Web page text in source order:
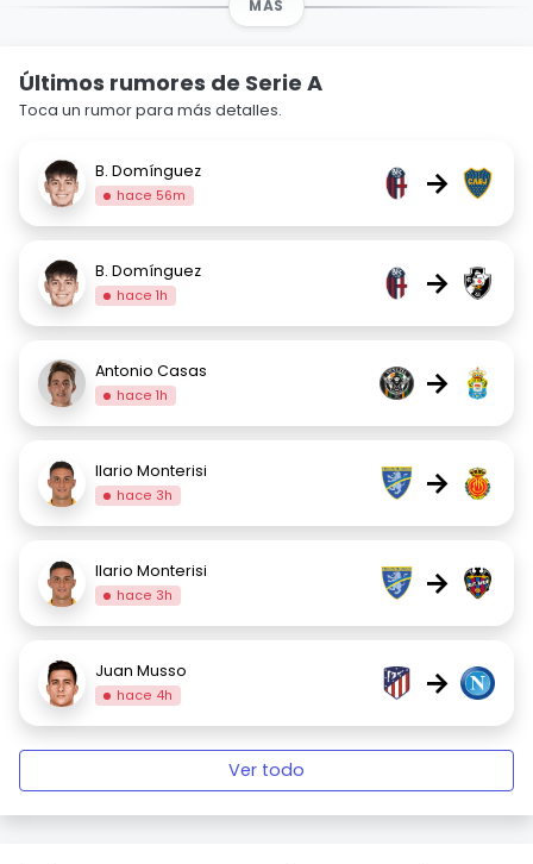
MÁS
Últimos rumores de Serie A
Toca un rumor para más detalles.
B. Domínguez
hace 56m →
B. Domínguez
hace 1h →
Antonio Casas
hace 1h →
Ilario Monterisi
hace 3h →
Ilario Monterisi
hace 3h →
Juan Musso
hace 4h →
Ver todo